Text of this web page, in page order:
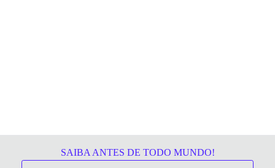
SAIBA ANTES DE TODO MUNDO!